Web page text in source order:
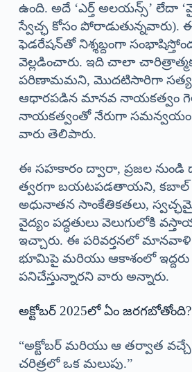
ఉంది. అదే ‘ఎర్త్ అలయన్స్’ లేదా
స్వేచ్ఛ కోసం పోరాడుతున్నవారు).
ఫెడరేషన్‌తో నిశ్శబ్దంగా
వెల్లడించారు. ఇది చాలా
పరిణామమని, మొదటిసారిగా
ఆధారపడిన మానవ నాయకత్వం
నాయకత్వంతో నేరుగా సమన్వయం
వారు తెలిపారు.
ఈ సహకారం ద్వారా, ప్రజల నుండి
త్వరగా బయటపడతాయని, కబాల్
అధునాతన సాంకేతికతలు,
వైద్యం పద్ధతులు వెలుగులోకి
ఇచ్చారు. ఈ పరివర్తనలో
భూమిపై మరియు ఆకాశంలో ఇద్దరు
పనిచేస్తున్నారని వారు అన్నారు.
అక్టోబర్ 2025లో ఏం జరగబోతోంది?
“అక్టోబర్ మరియు ఆ తర్వాత
చరిత్రలో ఒక మలుపు.”